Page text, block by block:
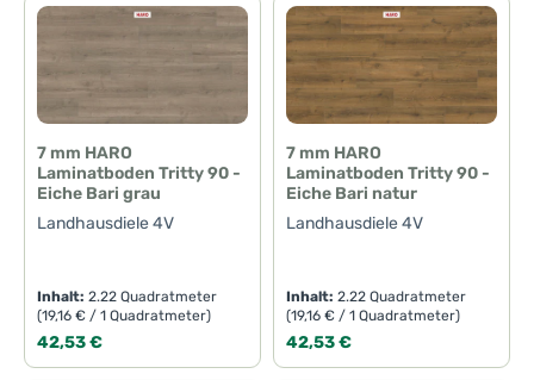
7 mm HARO
Laminatboden Tritty 90 -
Eiche Bari grau
Landhausdiele 4V
Inhalt:2.22 Quadratmeter
(19,16 € / 1 Quadratmeter)
Regulärer Preis:
42,53 €
7 mm HARO
Laminatboden Tritty 90 -
Eiche Bari natur
Landhausdiele 4V
Inhalt:2.22 Quadratmeter
(19,16 € / 1 Quadratmeter)
Regulärer Preis:
42,53 €